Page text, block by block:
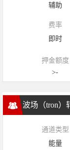
辅助
费率
即时
押金额度
>-
波场（tron）
通道类型
能量